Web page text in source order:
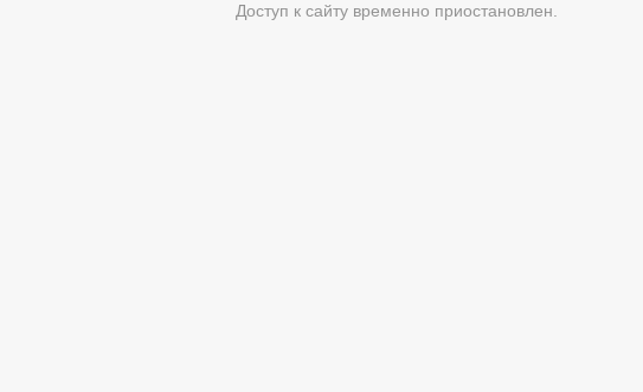
Доступ к сайту временно приостановлен.